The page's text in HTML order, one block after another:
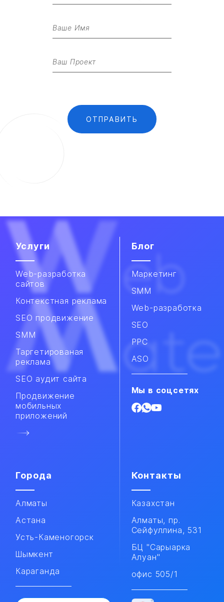
Услуги
Web-разработка
сайтов
Контекстная реклама
SEO продвижение
SMM​
Таргетированая
реклама
SEO аудит сайта
Продвижение
мобильных
приложений​
Блог
Маркетинг
SMM
Web-разработка
SEO
PPC
ASO
Мы в соцсетях
Города
Алматы
Астана
Усть-Каменогорск
Шымкент
Караганда
Контакты
Казахстан
Алматы, пр.
Сейфуллина, 531
БЦ "Сарыарка
Алуан"
офис 505/1